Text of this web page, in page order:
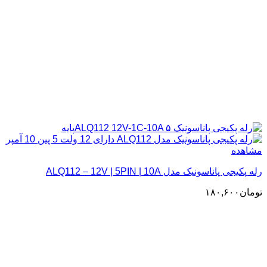
مشاهده
رله پکیجی پاناسونیک مدل ALQ112 – 12V | 5PIN | 10A
تومان ۱۸۰,۶۰۰